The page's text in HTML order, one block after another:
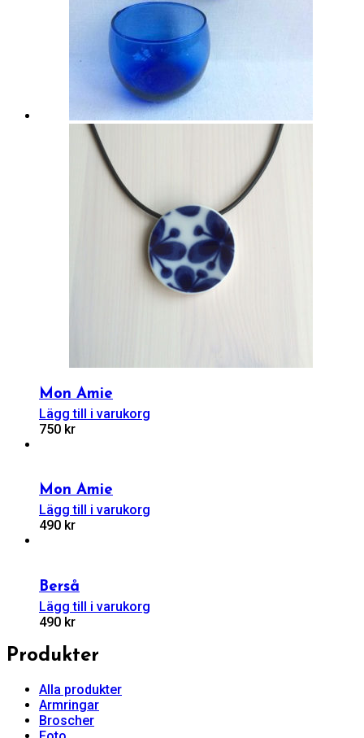
Mon Amie
Lägg till i varukorg
750 kr
Mon Amie
Lägg till i varukorg
490 kr
Berså
Lägg till i varukorg
490 kr
Produkter
Alla produkter
Armringar
Broscher